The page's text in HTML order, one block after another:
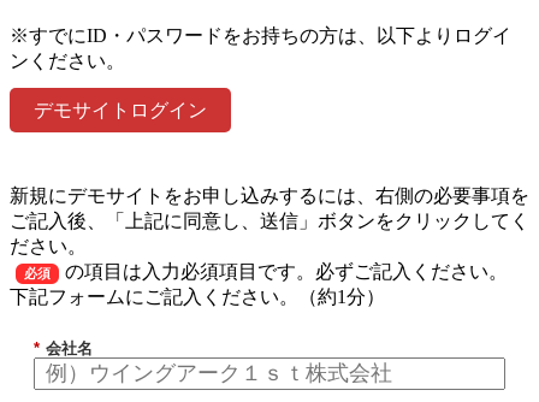
※すでにID・パスワードをお持ちの方は、以下よりログイ
ンください。
デモサイトログイン
新規にデモサイトをお申し込みするには、右側の必要事項を
ご記入後、「上記に同意し、送信」ボタンをクリックしてく
ださい。
必須
の項目は入力必須項目です。必ずご記入ください。
下記フォームにご記入ください。（約1分）
* 会社名